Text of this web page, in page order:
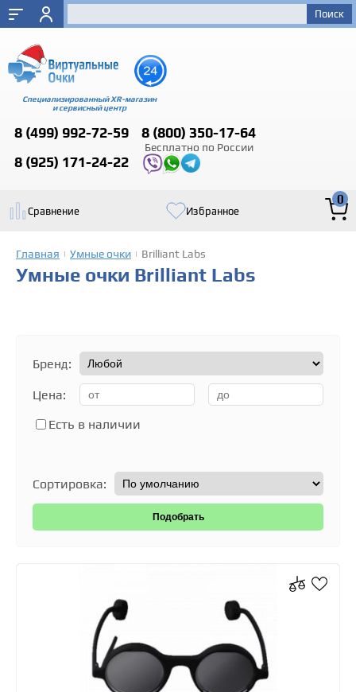
Специализированный XR-магазин
и сервисный центр
8 (499) 992-72-59 8 (800) 350-17-64
Бесплатно по России
8 (925) 171-24-22
Сравнение Избранное
0
Главная Умные очки Brilliant Labs
Умные очки Brilliant Labs
Бренд:
Цена:
Есть в наличии
Сортировка: